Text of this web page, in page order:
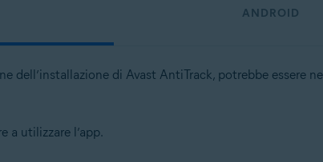
ANDROID
di Avast AntiTrack, potrebbe essere
a utilizzare l’app.